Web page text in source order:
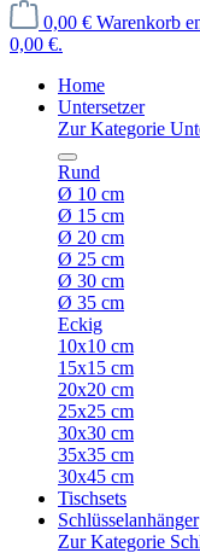
0,00 € Warenkorb
0,00 €.
Home
Untersetzer
Zur Kategorie
Rund
Ø 10 cm
Ø 15 cm
Ø 20 cm
Ø 25 cm
Ø 30 cm
Ø 35 cm
Eckig
10x10 cm
15x15 cm
20x20 cm
25x25 cm
30x30 cm
35x35 cm
30x45 cm
Tischsets
Schlüsselanhänger
Zur Kategorie